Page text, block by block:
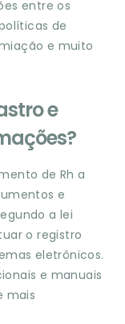
entre os
de
e muito
e
de Rh a
e
a lei
o registro
eletrônicos.
e manuais
mais